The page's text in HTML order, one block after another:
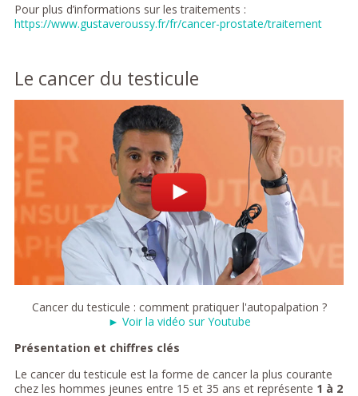
Pour plus d’informations sur les traitements :
https://www.gustaveroussy.fr/fr/cancer-prostate/traitement
Le cancer du testicule
Cancer du testicule : comment pratiquer l'autopalpation ?
► Voir la vidéo sur Youtube
Présentation et chiffres clés
Le cancer du testicule est la forme de cancer la plus courante
chez les hommes jeunes entre 15 et 35 ans et représente 1 à 2